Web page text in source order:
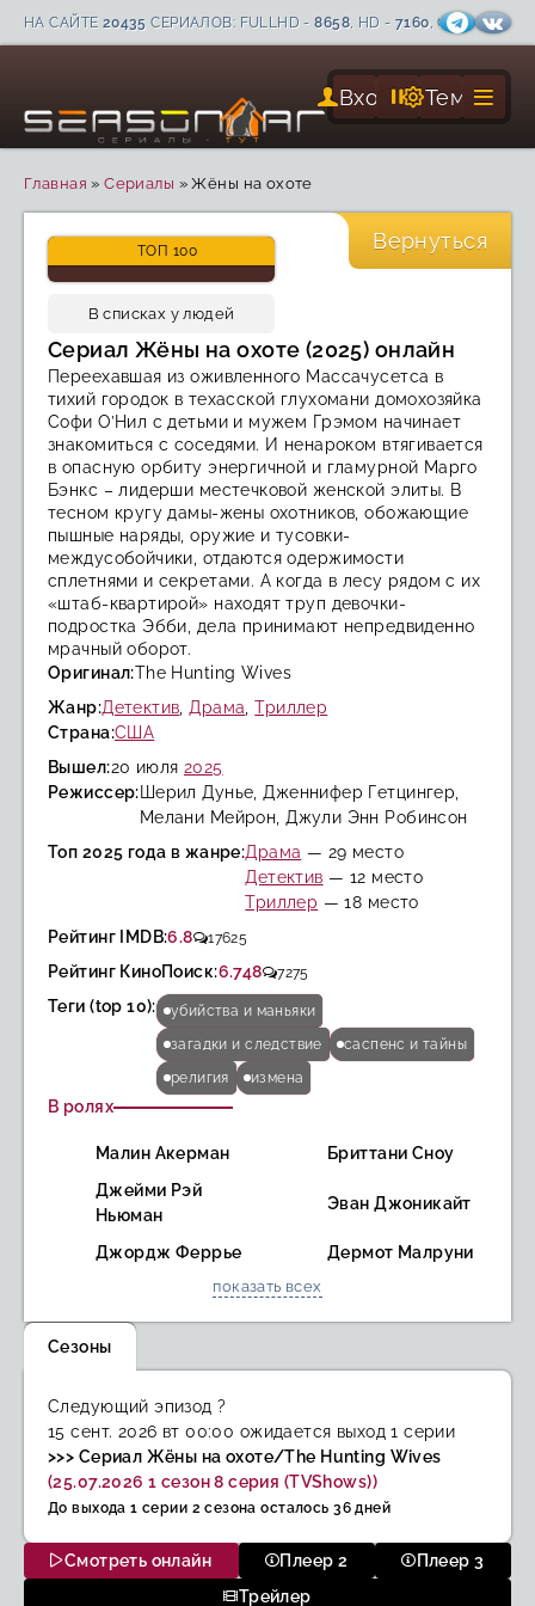
НА САЙТЕ 20435 СЕРИАЛОВ: FULLHD -8658, HD - 7160, С
Вход Тема
Главная »Сериалы »Жёны на охоте
ТОП 100
CC FHD
Вышел
В списках у людей
Сериал Жёны на охоте (2025) онлайн
Переехавшая из оживленного Массачусетса в
тихий городок в техасской глухомани домохозяйка
Софи О’Нил с детьми и мужем Грэмом начинает
знакомиться с соседями. И ненароком втягивается
в опасную орбиту энергичной и гламурной Марго
Бэнкс – лидерши местечковой женской элиты. В
тесном кругу дамы-жены охотников, обожающие
пышные наряды, оружие и тусовки-
междусобойчики, отдаются одержимости
сплетнями и секретами. А когда в лесу рядом с их
«штаб-квартирой» находят труп девочки-
подростка Эбби, дела принимают непредвиденно
мрачный оборот.
Оригинал:The Hunting Wives
Жанр:Детектив Драма ,Триллер
Страна:США
Вышел:20 июля 2025
Режиссер: Шерил Дунье, Дженнифер Гетцингер,
Мелани Мейрон, Джули Энн Робинсон
Топ 2025 года в жанре:Драма — 29 место
Детектив — 12 место
Триллер — 18 место
Рейтинг IMDB:6.8 17625
Рейтинг КиноПоиск:6.748 7275
Теги (top 10):
убийства и маньяки
загадки и следствие
саспенс и тайны
религия
измена
В ролях
Малин Акерман
Бриттани Сноу
Джейми Рэй
Ньюман
Эван Джоникайт
Джордж Феррье Дермот Малруни
показать всех
Вернуться
Сезоны
Следующий эпизод?
15 сент. 2026 вт 00:00 ожидается выход 1 серии
>>> Сериал Жёны на охоте/The Hunting Wives
(25.07.2026 1 сезон 8 серия (TVShows))
До выхода 1 серии 2 сезона осталось 36 дней
Смотреть онлайн Плеер 2
Плеер 3
Трейлер